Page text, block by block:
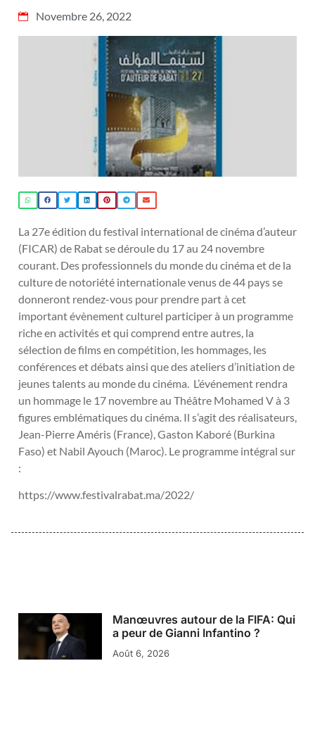
Novembre 26, 2022
La 27e édition du festival international de cinéma d’auteur
(FICAR) de Rabat se déroule du 17 au 24 novembre
courant. Des professionnels du monde du cinéma et de la
culture de notoriété internationale venus de 44 pays se
donneront rendez-vous pour prendre part à cet
important évènement culturel participer à un programme
riche en activités et qui comprend entre autres, la
sélection de films en compétition, les hommages, les
conférences et débats ainsi que des ateliers d’initiation de
jeunes talents au monde du cinéma. L’événement rendra
un hommage le 17 novembre au Théâtre Mohamed V à 3
figures emblématiques du cinéma. Il s’agit des réalisateurs,
Jean-Pierre Améris (France), Gaston Kaboré (Burkina
Faso) et Nabil Ayouch (Maroc). Le programme intégral sur
:
https://www.festivalrabat.ma/2022/
Manœuvres autour de la FIFA: Qui
a peur de Gianni Infantino ?
Août 6, 2026